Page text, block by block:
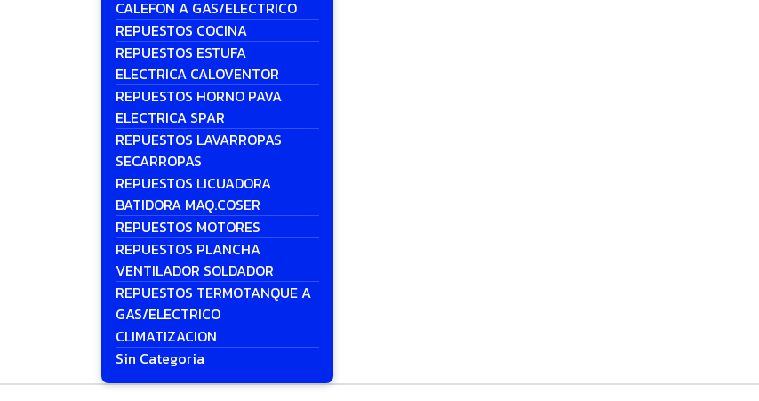
CALEFON A GAS/ELECTRICO
REPUESTOS COCINA
REPUESTOS ESTUFA
ELECTRICA CALOVENTOR
REPUESTOS HORNO PAVA
ELECTRICA SPAR
REPUESTOS LAVARROPAS
SECARROPAS
REPUESTOS LICUADORA
BATIDORA MAQ.COSER
REPUESTOS MOTORES
REPUESTOS PLANCHA
VENTILADOR SOLDADOR
REPUESTOS TERMOTANQUE A
GAS/ELECTRICO
CLIMATIZACION
Sin Categoria